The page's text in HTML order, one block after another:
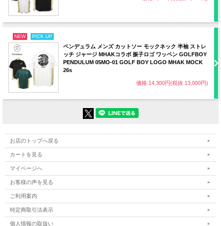
NEW PICK UP
ペンデュラム メンズ カットソー モックネック 半袖 ストレ
ッチ ジャージ MHAKコラボ 振子ロゴ ワッペン GOLFBOY
PENDULUM 05MO-01 GOLF BOY LOGO MHAK MOCK
26s
価格:14,300円(税抜 13,000円)
お店のトップへ戻る
カートを見る
マイページへ
お客様の声を見る
ご利用案内
特定商取引法表示
個人情報の取扱い